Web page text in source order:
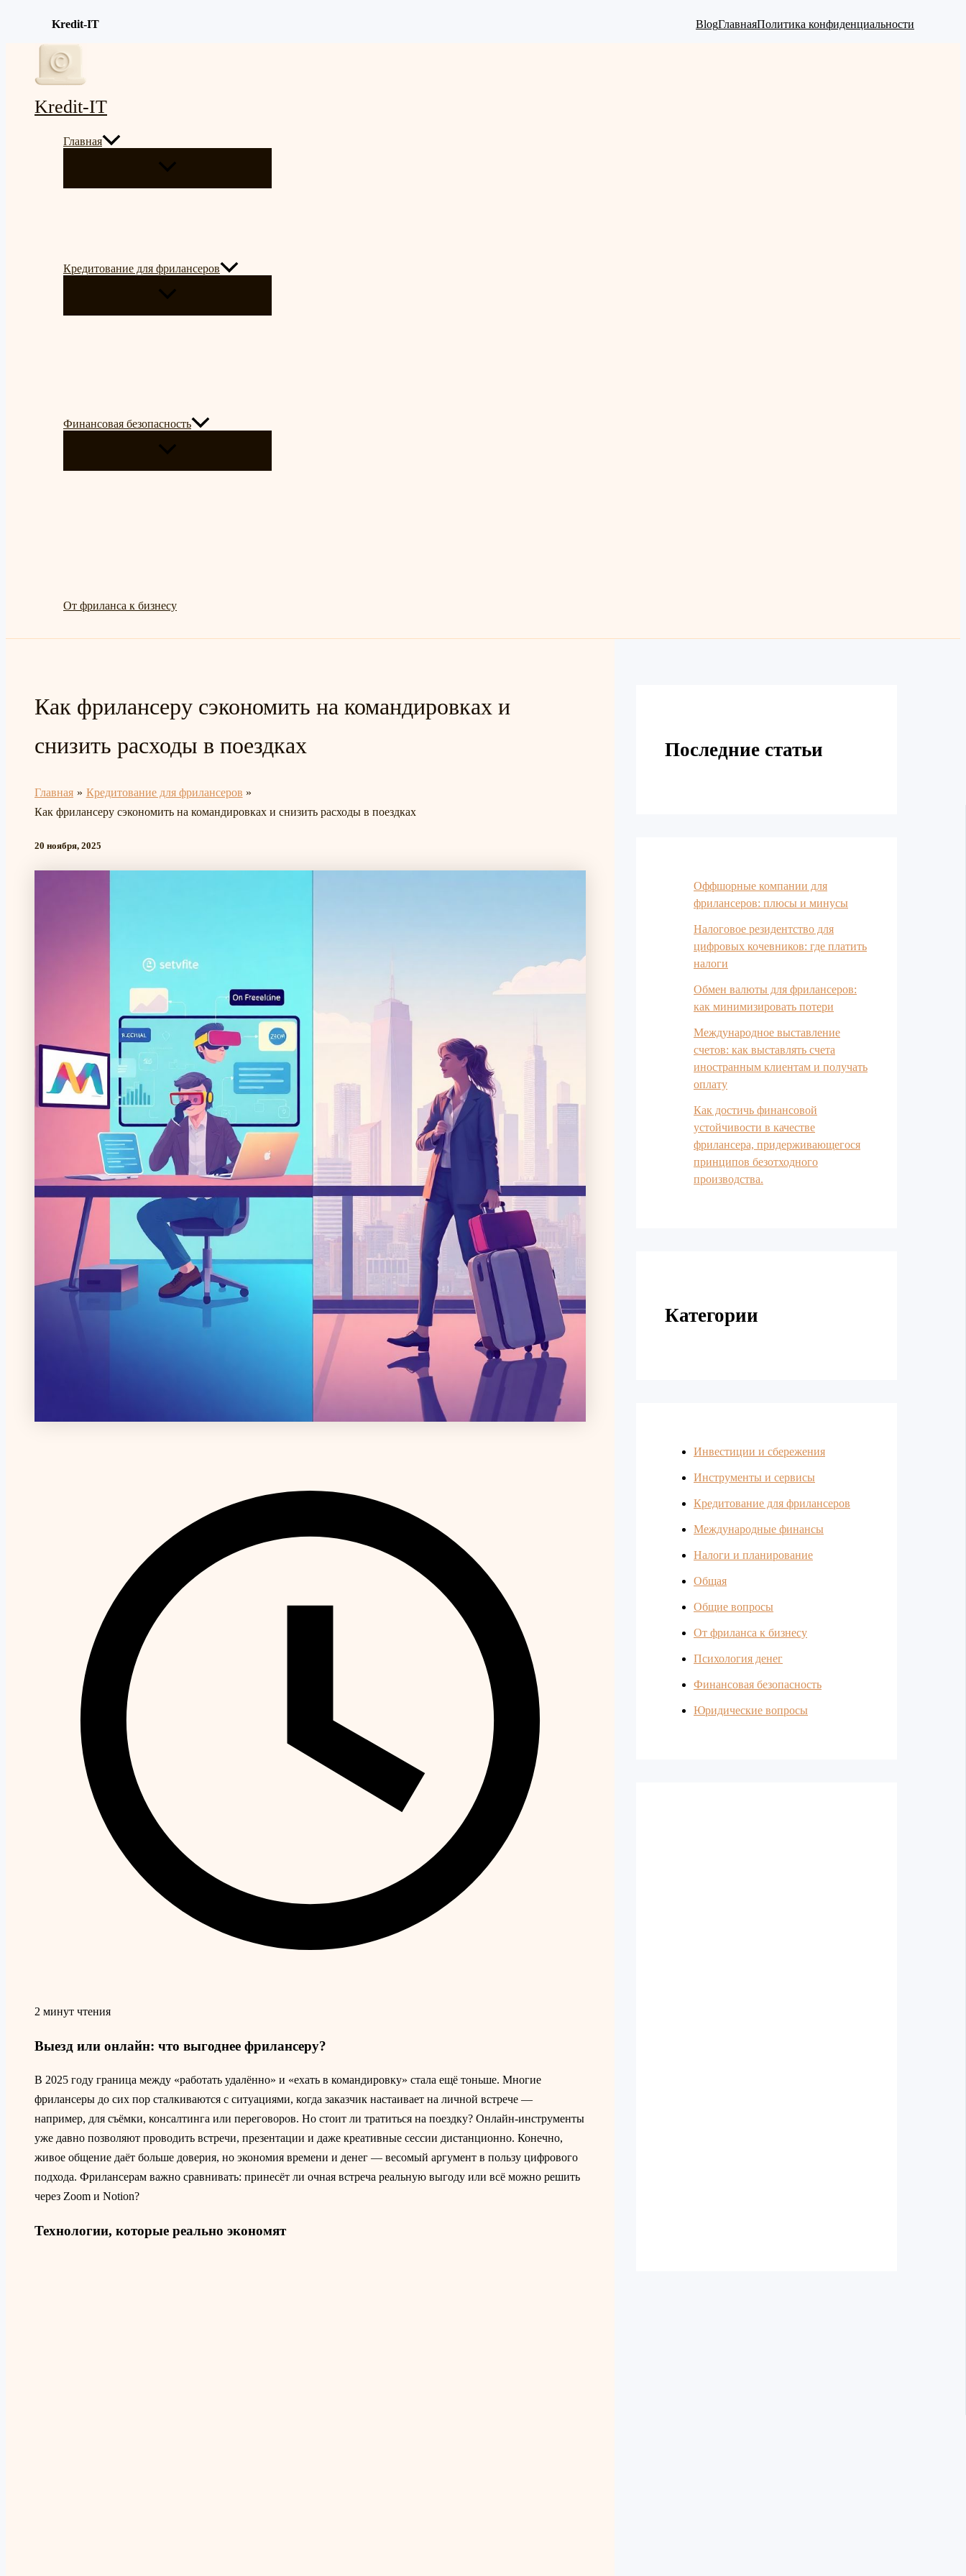
Kredit-IT BlogГлавнаяПолитика конфиденциальности
Kredit-IT
Главная
ПЕРЕКЛЮЧАТЕЛЬ
МЕНЮ
Кредитование для фрилансеров
ПЕРЕКЛЮЧАТЕЛЬ
МЕНЮ
Финансовая безопасность
ПЕРЕКЛЮЧАТЕЛЬ
МЕНЮ
От фриланса к бизнесу
Как фрилансеру сэкономить на командировках и
снизить расходы в поездках
Главная
Кредитование для фрилансеров
Как фрилансеру сэкономить на командировках и снизить расходы в поездках
20 ноября, 2025
2 минут чтения
Выезд или онлайн: что выгоднее фрилансеру?
В 2025 году граница между «работать удалённо» и «ехать в командировку» стала ещё тоньше. Многие
фрилансеры до сих пор сталкиваются с ситуациями, когда заказчик настаивает на личной встрече —
например, для съёмки, консалтинга или переговоров. Но стоит ли тратиться на поездку? Онлайн-инструменты
уже давно позволяют проводить встречи, презентации и даже креативные сессии дистанционно. Конечно,
живое общение даёт больше доверия, но экономия времени и денег — весомый аргумент в пользу цифрового
подхода. Фрилансерам важно сравнивать: принесёт ли очная встреча реальную выгоду или всё можно решить
через Zoom и Notion?
Технологии, которые реально экономят
Последние статьи
Оффшорные компании для
фрилансеров: плюсы и минусы
Налоговое резидентство для
цифровых кочевников: где платить
налоги
Обмен валюты для фрилансеров:
как минимизировать потери
Международное выставление
счетов: как выставлять счета
иностранным клиентам и получать
оплату
Как достичь финансовой
устойчивости в качестве
фрилансера, придерживающегося
принципов безотходного
производства.
Категории
Инвестиции и сбережения
Инструменты и сервисы
Кредитование для фрилансеров
Международные финансы
Налоги и планирование
Общая
Общие вопросы
От фриланса к бизнесу
Психология денег
Финансовая безопасность
Юридические вопросы